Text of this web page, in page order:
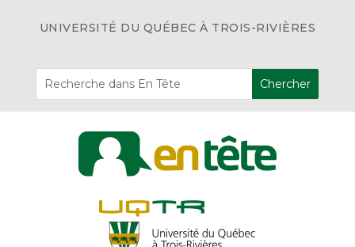
UNIVERSITÉ DU QUÉBEC À TROIS-RIVIÈRES